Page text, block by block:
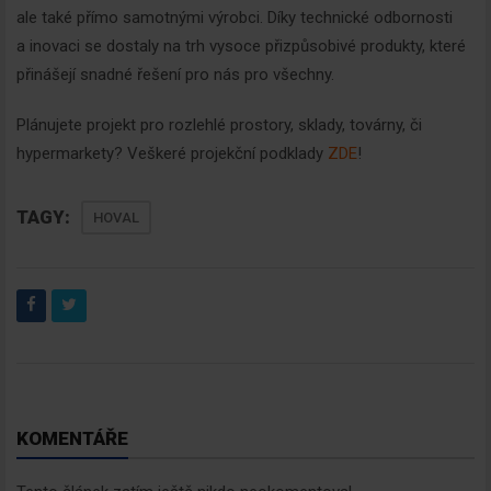
ale také přímo samotnými výrobci. Díky technické odbornosti
a inovaci se dostaly na trh vysoce přizpůsobivé produkty, které
přinášejí snadné řešení pro nás pro všechny.
Plánujete projekt pro rozlehlé prostory, sklady, továrny, či
hypermarkety? Veškeré projekční podklady ZDE!
TAGY: HOVAL
KOMENTÁŘE